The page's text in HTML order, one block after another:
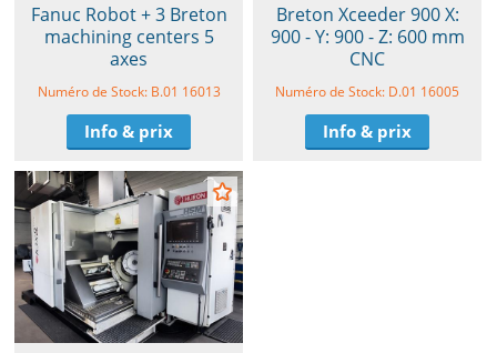
Fanuc Robot + 3 Breton
machining centers 5
axes
Numéro de Stock: B.01 16013
Info & prix
Breton Xceeder 900 X:
900 - Y: 900 - Z: 600 mm
CNC
Numéro de Stock: D.01 16005
Info & prix